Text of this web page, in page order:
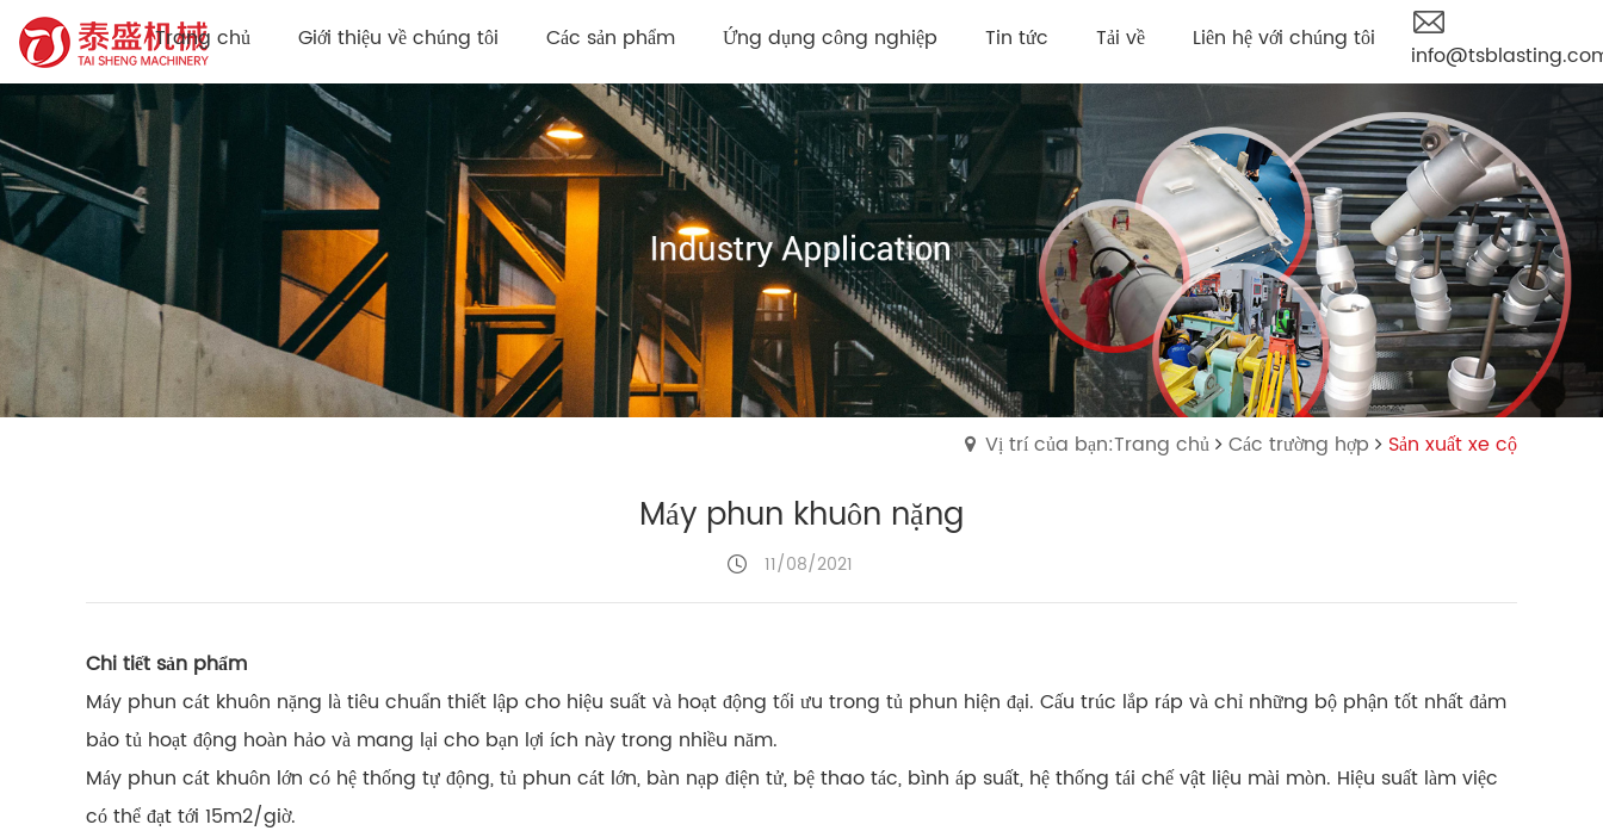
Trang chủ Giới thiệu về chúng tôi Các sản phẩm Ứng dụng công nghiệp Tin tức Tải về Liên hệ với chúng tôi
Vị trí của bạn:Trang chủ Các trường hợp Sản xuất xe cộ
Máy phun khuôn nặng
11/08/2021
Chi tiết sản phẩm
Máy phun cát khuôn nặng là tiêu chuẩn thiết lập cho hiệu suất và hoạt động tối ưu trong tủ phun hiện đại. Cấu trúc lắp ráp và chỉ những bộ phận tốt nhất đảm
bảo tủ hoạt động hoàn hảo và mang lại cho bạn lợi ích này trong nhiều năm.
Máy phun cát khuôn lớn có hệ thống tự động, tủ phun cát lớn, bàn nạp điện tử, bệ thao tác, bình áp suất, hệ thống tái chế vật liệu mài mòn. Hiệu suất làm việc
có thể đạt tới 15m2/giờ.